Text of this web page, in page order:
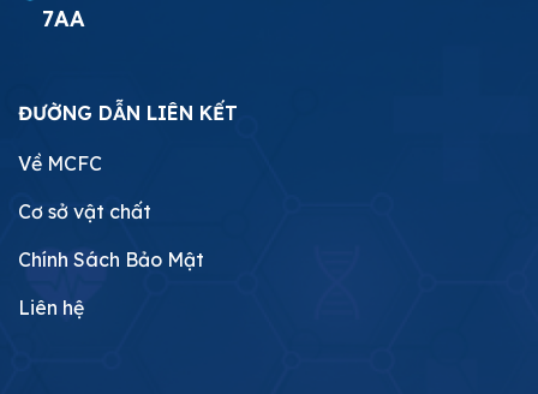
7AA
ĐƯỜNG DẪN LIÊN KẾT
Về MCFC
Cơ sở vật chất
Chính Sách Bảo Mật
Liên hệ